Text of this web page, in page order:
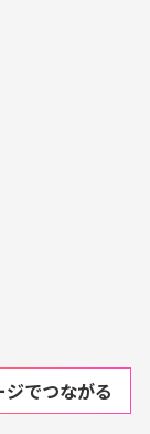
ジでつながる